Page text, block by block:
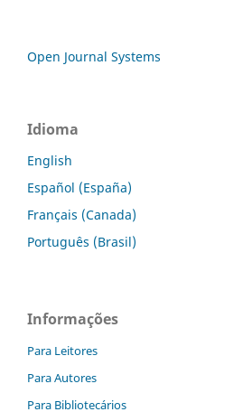
Open Journal Systems
Idioma
English
Español (España)
Français (Canada)
Português (Brasil)
Informações
Para Leitores
Para Autores
Para Bibliotecários